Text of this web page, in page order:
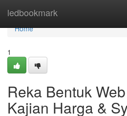
ledbookmark
Home
Home
1
Reka Bentuk
Kajian Harga &